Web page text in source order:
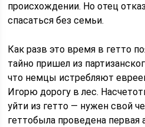
происхождении. Но отец
спасаться без семьи.
Как разв это время в гетто
тайно пришел из
что немцы истребляют
Игорю дорогу в лес.
уйти из гетто — нужен свой
геттобыла проведена первая